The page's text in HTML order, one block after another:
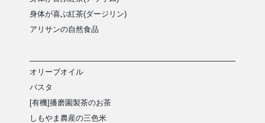
身体が喜ぶ紅茶(ダージリン)
アリサンの自然食品
オリーブオイル
パスタ
[有機]播磨園製茶のお茶
しもやま農産の三色米